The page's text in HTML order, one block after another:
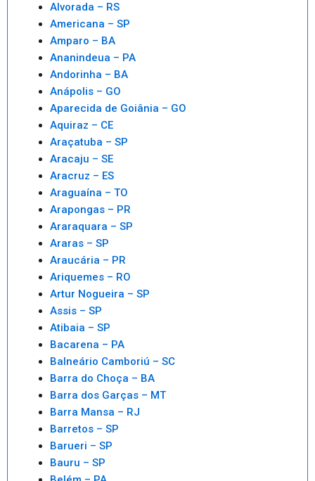
Alvorada – RS
Americana – SP
Amparo – BA
Ananindeua – PA
Andorinha – BA
Anápolis – GO
Aparecida de Goiânia – GO
Aquiraz – CE
Araçatuba – SP
Aracaju – SE
Aracruz – ES
Araguaína – TO
Arapongas – PR
Araraquara – SP
Araras – SP
Araucária – PR
Ariquemes – RO
Artur Nogueira – SP
Assis – SP
Atibaia – SP
Bacarena – PA
Balneário Camboriú – SC
Barra do Choça – BA
Barra dos Garças – MT
Barra Mansa – RJ
Barretos – SP
Barueri – SP
Bauru – SP